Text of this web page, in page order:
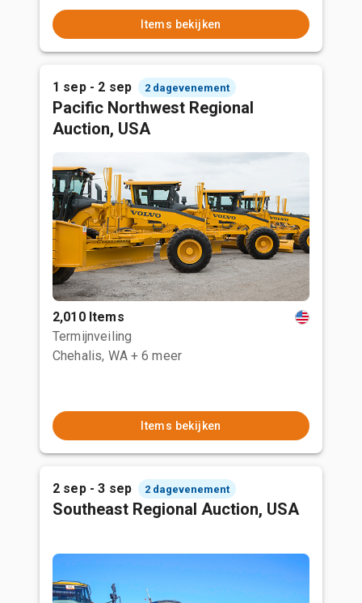
Items bekijken
1 sep - 2 sep 2 dagevenement
Pacific Northwest Regional
Auction, USA
2,010 Items
Termijnveiling
Chehalis, WA + 6 meer
Items bekijken
2 sep - 3 sep 2 dagevenement
Southeast Regional Auction, USA